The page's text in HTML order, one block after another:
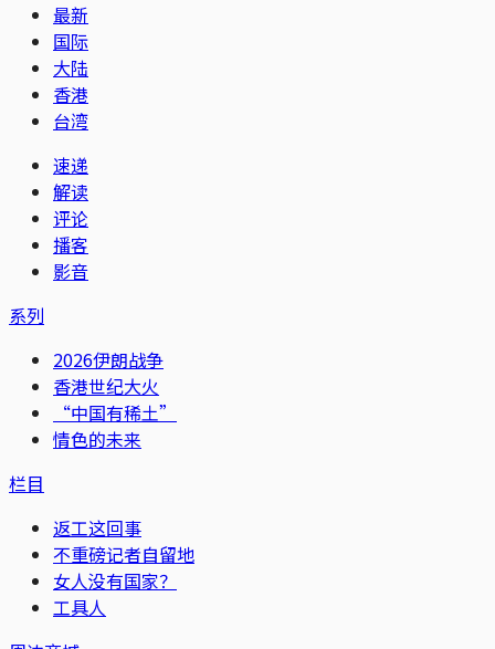
最新
国际
大陆
香港
台湾
速递
解读
评论
播客
影音
系列
2026伊朗战争
香港世纪大火
“中国有稀土”
情色的未来
栏目
返工这回事
不重磅记者自留地
女人没有国家？
工具人